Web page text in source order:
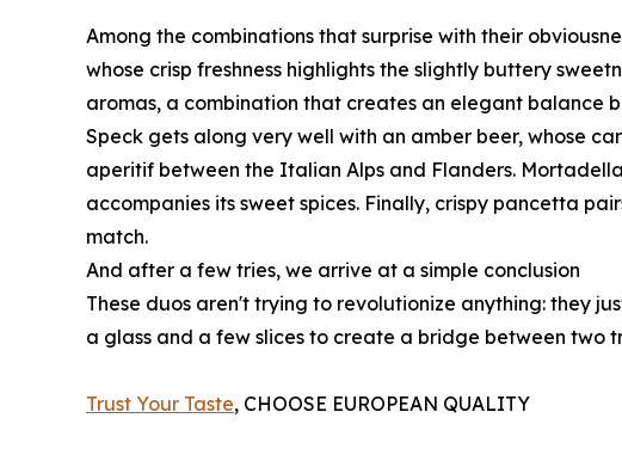
Among the combinations that surprise with their
whose crisp freshness highlights the slightly buttery
aromas, a combination that creates an elegant balance
Speck gets along very well with an amber beer, whose
aperitif between the Italian Alps and Flanders.
accompanies its sweet spices. Finally, crispy pancetta
match.
And after a few tries, we arrive at a simple conclusion
These duos aren't trying to revolutionize anything: they
a glass and a few slices to create a bridge between two
Trust Your Taste, CHOOSE EUROPEAN QUALITY